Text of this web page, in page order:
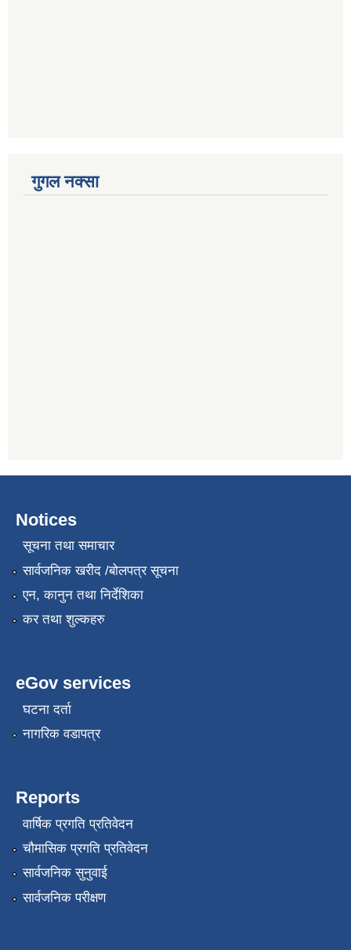
गुगल नक्सा
Notices
सूचना तथा समाचार
सार्वजनिक खरीद /बोलपत्र सूचना
एन, कानुन तथा निर्देशिका
कर तथा शुल्कहरु
eGov services
घटना दर्ता
नागरिक वडापत्र
Reports
वार्षिक प्रगति प्रतिवेदन
चौमासिक प्रगति प्रतिवेदन
सार्वजनिक सुनुवाई
सार्वजनिक परीक्षण